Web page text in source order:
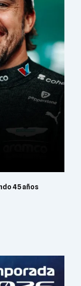
45 años